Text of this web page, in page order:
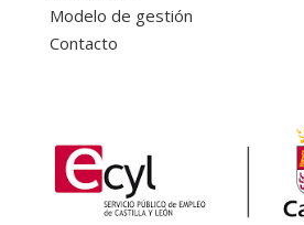
Modelo de gestión
Contacto